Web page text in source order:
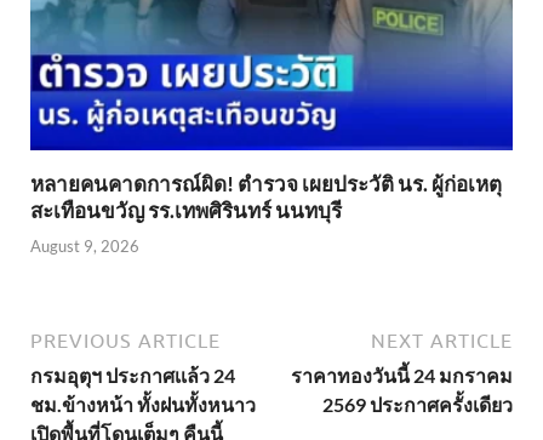
หลายคนคาดการณ์ผิด! ตำรวจ เผยประวัติ นร. ผู้ก่อเหตุ
สะเทือนขวัญ รร.เทพศิรินทร์ นนทบุรี
August 9, 2026
PREVIOUS ARTICLE
กรมอุตุฯ ประกาศเเล้ว 24
ชม.ข้างหน้า ทั้งฝนทั้งหนาว
เปิดพื้นที่โดนเต็มๆ คืนนี้
NEXT ARTICLE
ราคาทองวันนี้ 24 มกราคม
2569 ประกาศครั้งเดียว